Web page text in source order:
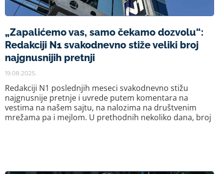
„Zapalićemo vas, samo čekamo dozvolu“:
Redakciji N1 svakodnevno stiže veliki broj
najgnusnijih pretnji
19.08.2025.
Redakciji N1 poslednjih meseci svakodnevno stižu
najgnusnije pretnje i uvrede putem komentara na
vestima na našem sajtu, na nalozima na društvenim
mrežama pa i mejlom. U prethodnih nekoliko dana, broj